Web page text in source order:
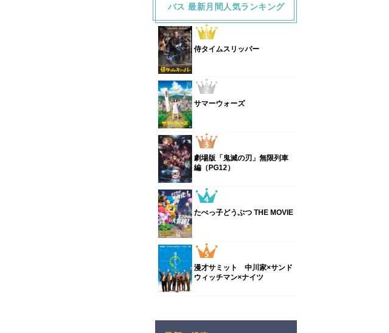
バス 最新月間人気ランキング
侍タイムスリッパー
サマーウォーズ
劇場版「鬼滅の刃」無限列車
編（PG12）
たべっ子どうぶつ THE MOVIE
漫才サミット 中川家×サンド
ウィッチマン×ナイツ